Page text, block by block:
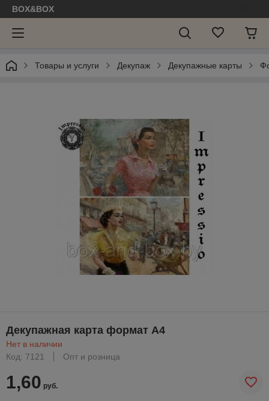
BOX&BOX
Товары и услуги Декупаж Декупажные карты
Декупажная карта формат А4
Нет в наличии
Код: 7121
Опт и розница
1,60 руб.